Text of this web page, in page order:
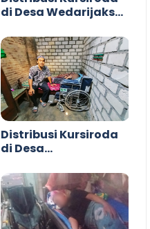
di Desa Wedarijaksa
Distribusi Kursiroda
di Desa
Margoyoso Pati